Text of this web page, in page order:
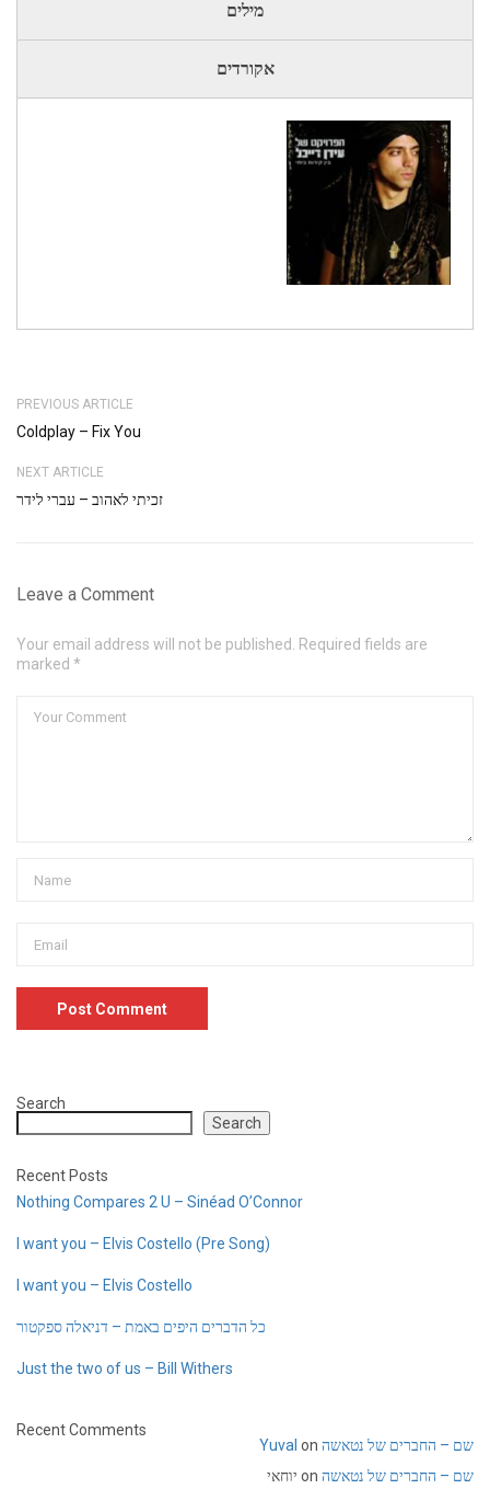
מילים
אקורדים
PREVIOUS ARTICLE
Coldplay – Fix You
NEXT ARTICLE
זכיתי לאהוב – עברי לידר
Leave a Comment
Your email address will not be published. Required fields are
marked *
Search
Search
Recent Posts
Nothing Compares 2 U – Sinéad O’Connor
I want you – Elvis Costello (Pre Song)
I want you – Elvis Costello
כל הדברים היפים באמת – דניאלה ספקטור
Just the two of us – Bill Withers
Recent Comments
Yuval on שם – החברים של נטאשה
יוחאי on שם – החברים של נטאשה